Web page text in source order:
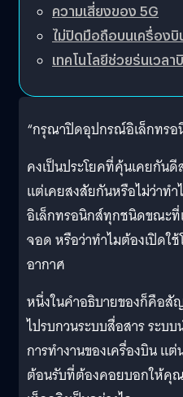
ความเสี่ยงของ 5G
ไม่ปิดมือถือบนเครื่อง
เทคโนโลยีช่วยร่นเวลา
“กรุณาปิดอุปกรณ์อิเล็กทรอ
คงเป็นประโยคที่คุ้นเคยกัน
แต่เคยสงสัยกันหรือไม่ว่าท
อิเล็กทรอนิกส์ทุกชนิดขณะที่
จอด หรือว่าทำไมต้องเปิดใ
อากาศ
หนึ่งในคำอธิบายของก็คือ
ไปรบกวนระบบสื่อสาร ระบ
การทำงานของเครื่องบิน แ
ต้อนรับที่ต้องคอยบอกให้คุ